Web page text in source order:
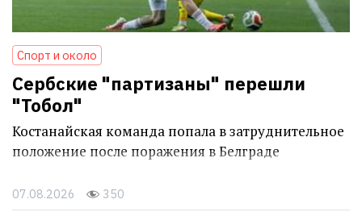
Спорт и около
Сербские "партизаны" перешли
"Тобол"
Костанайская команда попала в затруднительное
положение после поражения в Белграде
07.08.2026 350